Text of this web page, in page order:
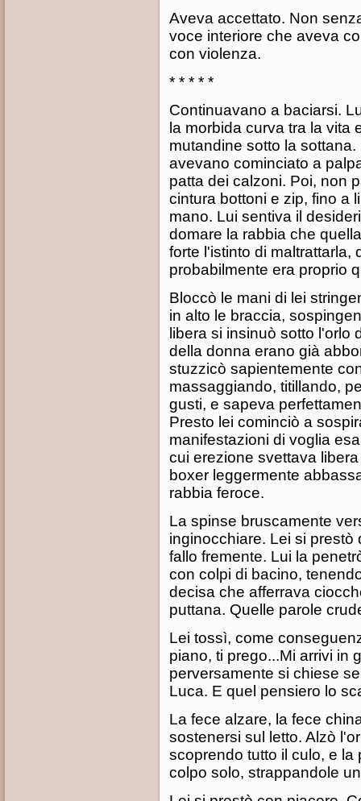
Aveva accettato. Non
voce interiore che aveva
con violenza.
* * * * *
Continuavano a baciarsi.
la morbida curva tra la vita
mutandine sotto la
avevano cominciato a
patta dei calzoni. Poi, non
cintura bottoni e zip, fino a
mano. Lui sentiva il
domare la rabbia che
forte l'istinto di maltrattarla,
probabilmente era proprio
Bloccò le mani di lei
in alto le braccia,
libera si insinuò sotto l'orlo
della donna erano già
stuzzicò sapientemente
massaggiando, titillando,
gusti, e sapeva
Presto lei cominciò a
manifestazioni di voglia
cui erezione svettava
boxer leggermente
rabbia feroce.
La spinse bruscamente
inginocchiare. Lei si
fallo fremente. Lui la
con colpi di bacino,
decisa che afferrava
puttana. Quelle parole
Lei tossì, come
piano, ti prego...Mi arrivi in
perversamente si chiese
Luca. E quel pensiero lo
La fece alzare, la fece
sostenersi sul letto. Alzò
scoprendo tutto il culo, e
colpo solo, strappandole